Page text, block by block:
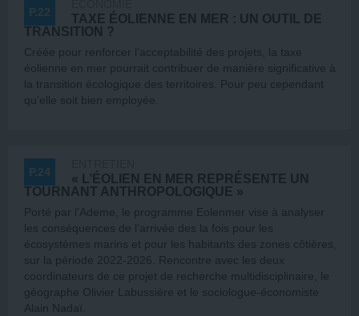
P.22
TAXE ÉOLIENNE EN MER : UN OUTIL DE
TRANSITION ?
Créée pour renforcer l’acceptabilité des projets, la taxe
éolienne en mer pourrait contribuer de manière significative à
la transition écologique des territoires. Pour peu cependant
qu’elle soit bien employée.
P.24
« L’ÉOLIEN EN MER REPRÉSENTE UN
TOURNANT ANTHROPOLOGIQUE »
Porté par l’Ademe, le programme Eolenmer vise à analyser
les conséquences de l’arrivée des la fois pour les
écosystèmes marins et pour les habitants des zones côtières,
sur la période 2022-2026. Rencontre avec les deux
coordinateurs de ce projet de recherche multidisciplinaire, le
géographe Olivier Labussière et le sociologue-économiste
Alain Nadaï.